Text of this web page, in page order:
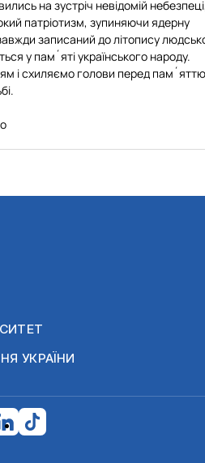
на зустріч невідомій
патріотизм, зупиняючи ядерну
записаний до літопису
у пам´яті українського народу.
і схиляємо голови перед пам´яттю
УКРАЇНИ